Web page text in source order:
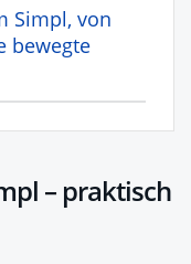
Simpl, von
bewegte
– praktisch